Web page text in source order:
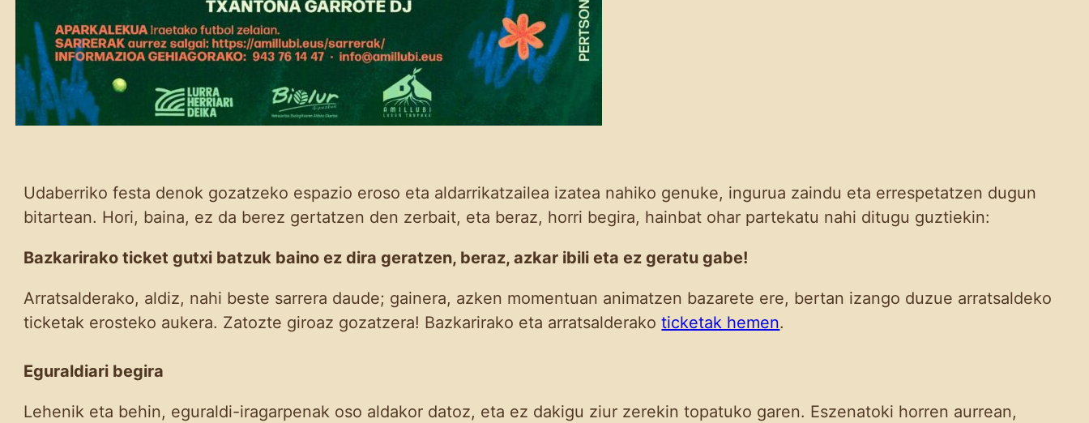
Udaberriko festa denok gozatzeko espazio eroso eta aldarrikatzailea izatea nahiko genuke, ingurua zaindu eta errespetatzen dugun
bitartean. Hori, baina, ez da berez gertatzen den zerbait, eta beraz, horri begira, hainbat ohar partekatu nahi ditugu guztiekin:
Bazkarirako ticket gutxi batzuk baino ez dira geratzen, beraz, azkar ibili eta ez geratu gabe!
Arratsalderako, aldiz, nahi beste sarrera daude; gainera, azken momentuan animatzen bazarete ere, bertan izango duzue arratsaldeko
ticketak erosteko aukera. Zatozte giroaz gozatzera! Bazkarirako eta arratsalderakoticketak hemen.
Eguraldiari begira
Lehenik eta behin, eguraldi-iragarpenak oso aldakor datoz, eta ez dakigu ziur zerekin topatuko garen. Eszenatoki horren aurrean,